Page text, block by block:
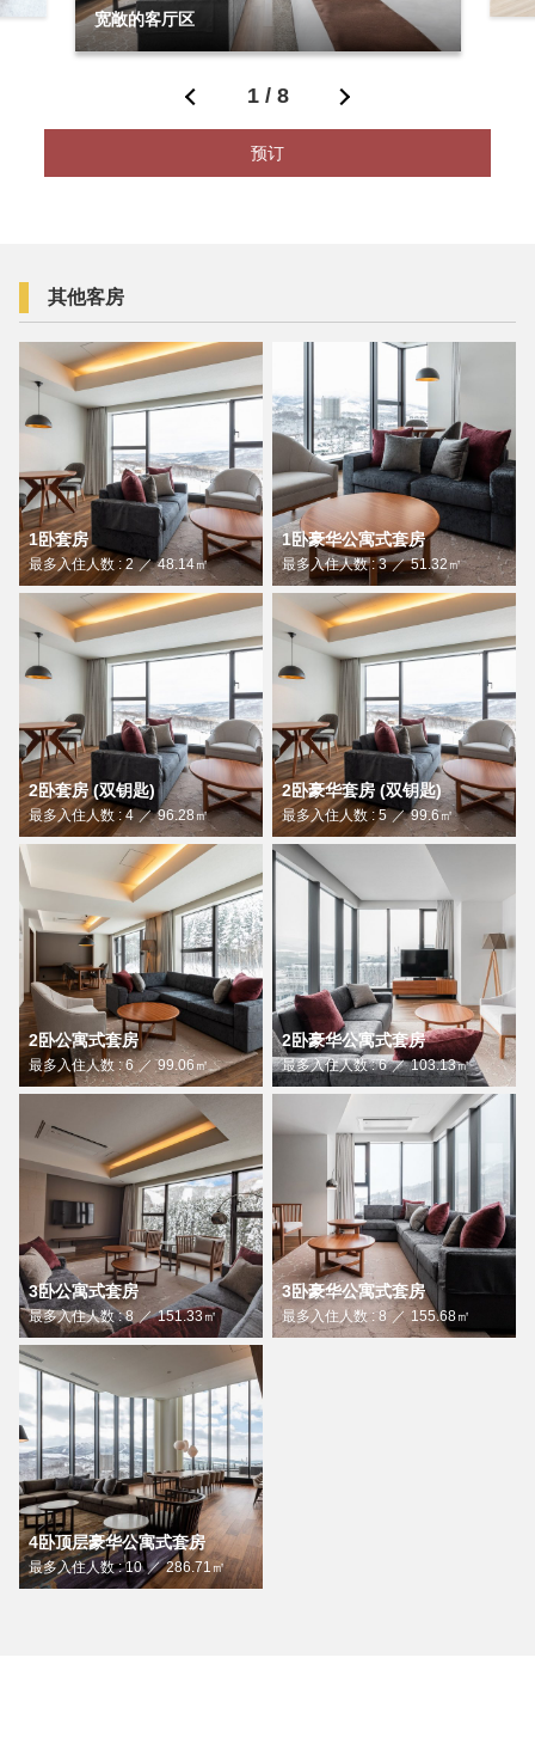
宽敞的客厅区
1/ 8
预订
其他客房
1卧套房
最多入住人数 : 2 48.14㎡
1卧豪华公寓式套房
最多入住人数 : 3 51.32㎡
2卧套房 (双钥匙)
最多入住人数 : 4 96.28㎡
2卧豪华套房 (双钥匙)
最多入住人数 : 5 99.6㎡
2卧公寓式套房
最多入住人数 : 6 99.06㎡
2卧豪华公寓式套房
最多入住人数 : 6 103.13㎡
3卧公寓式套房
最多入住人数 : 8 151.33㎡
3卧豪华公寓式套房
最多入住人数 : 8 155.68㎡
4卧顶层豪华公寓式套房
最多入住人数 : 10 286.71㎡